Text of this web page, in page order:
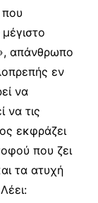
που
απάνθρωπο
εν
να
να τις
εκφράζει
που ζει
τα ατυχή